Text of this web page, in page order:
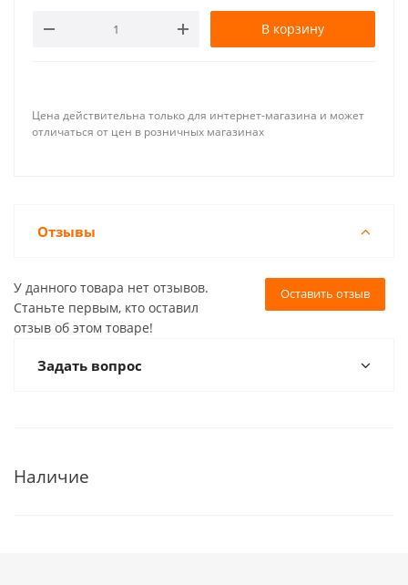
В корзину
Цена действительна только для интернет-магазина и может
отличаться от цен в розничных магазинах
Отзывы
Оставить отзыв
У данного товара нет отзывов.
Станьте первым, кто оставил
отзыв об этом товаре!
Задать вопрос
Наличие